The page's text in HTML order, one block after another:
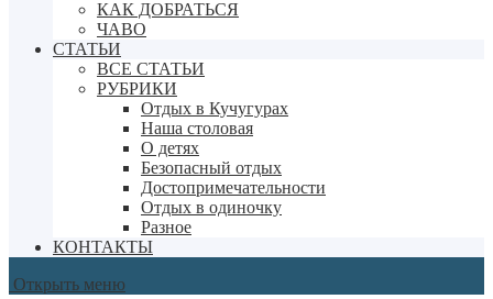
КАК ДОБРАТЬСЯ
ЧАВО
СТАТЬИ
ВСЕ СТАТЬИ
РУБРИКИ
Отдых в Кучугурах
Наша столовая
О детях
Безопасный отдых
Достопримечательности
Отдых в одиночку
Разное
КОНТАКТЫ
Открыть меню